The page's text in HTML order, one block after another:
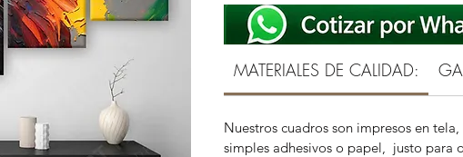
MATERIALES DE CALIDAD:
Nuestros cuadros son impresos en tela,
simples adhesivos o papel, justo para